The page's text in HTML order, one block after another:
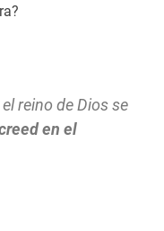
reino de Dios se
en el